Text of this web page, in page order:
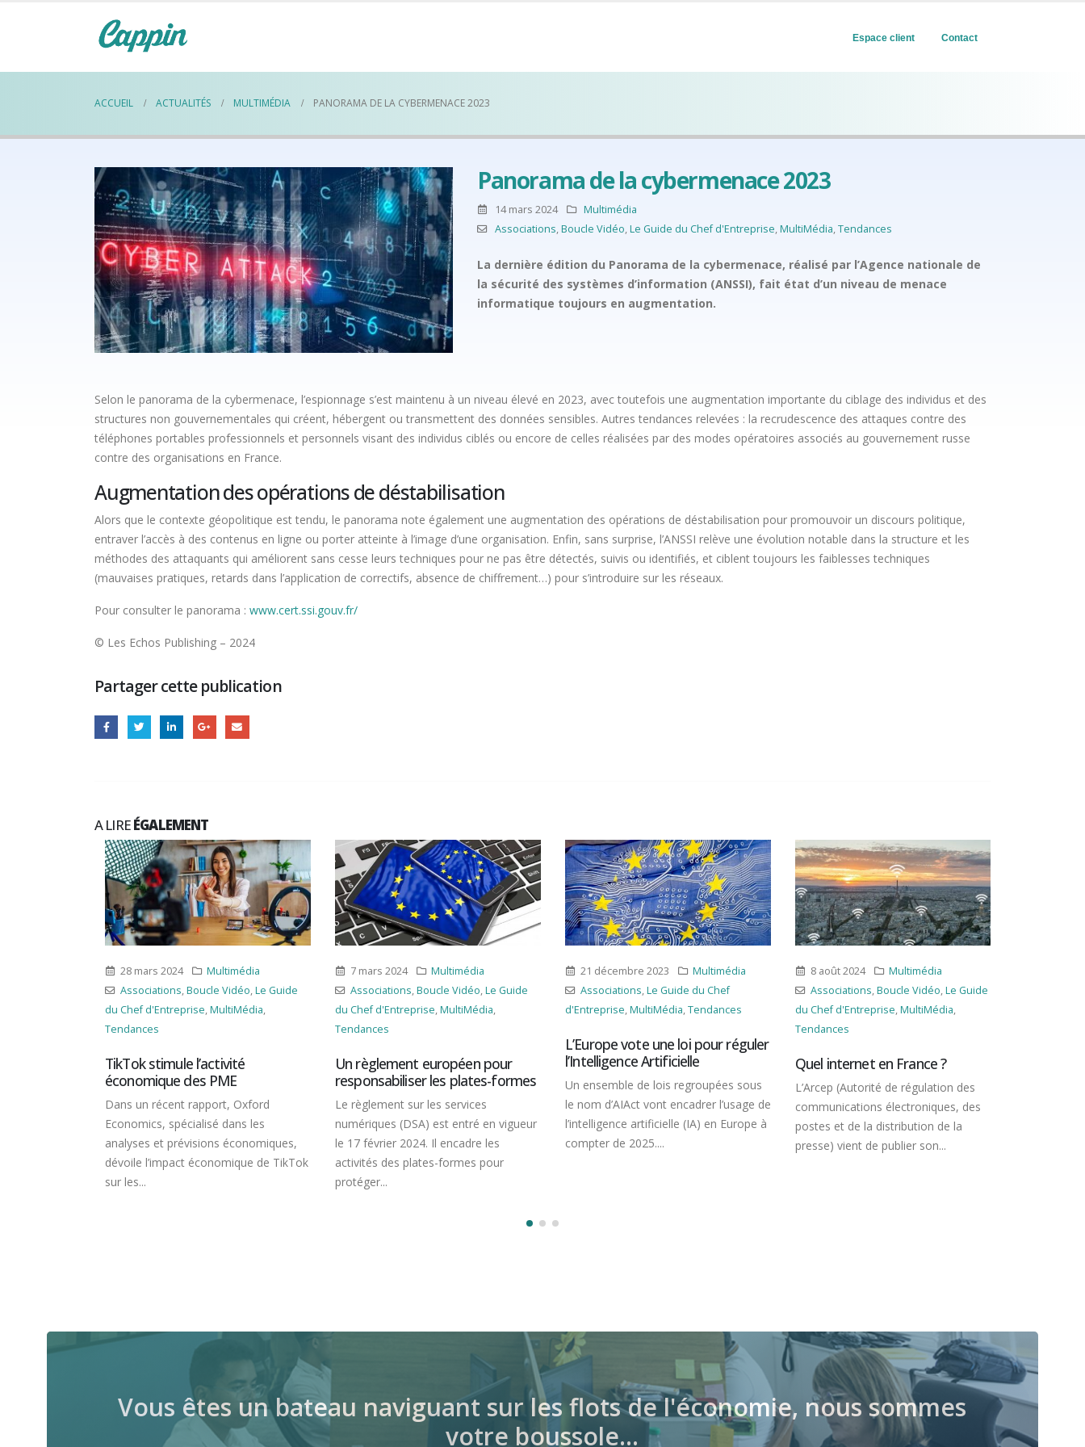
Espace client Contact
ACCUEIL ACTUALITÉS MULTIMÉDIA PANORAMA DE LA CYBERMENACE 2023
Panorama de la cybermenace 2023
14 mars 2024
Multimédia
Associations,Boucle Vidéo,Le Guide du Chef d'Entreprise,MultiMédia,Tendances
La dernière édition du Panorama de la cybermenace, réalisé par l’Agence nationale de
la sécurité des systèmes d’information (ANSSI), fait état d’un niveau de menace
informatique toujours en augmentation.
Selon le panorama de la cybermenace, l’espionnage s’est maintenu à un niveau élevé en 2023, avec toutefois une augmentation importante du ciblage des individus et des
structures non gouvernementales qui créent, hébergent ou transmettent des données sensibles. Autres tendances relevées : la recrudescence des attaques contre des
téléphones portables professionnels et personnels visant des individus ciblés ou encore de celles réalisées par des modes opératoires associés au gouvernement russe
contre des organisations en France.
Augmentation des opérations de déstabilisation
Alors que le contexte géopolitique est tendu, le panorama note également une augmentation des opérations de déstabilisation pour promouvoir un discours politique,
entraver l’accès à des contenus en ligne ou porter atteinte à l’image d’une organisation. Enfin, sans surprise, l’ANSSI relève une évolution notable dans la structure et les
méthodes des attaquants qui améliorent sans cesse leurs techniques pour ne pas être détectés, suivis ou identifiés, et ciblent toujours les faiblesses techniques
(mauvaises pratiques, retards dans l’application de correctifs, absence de chiffrement…) pour s’introduire sur les réseaux.
Pour consulter le panorama : www.cert.ssi.gouv.fr/
© Les Echos Publishing – 2024
Partager cette publication
A LIREÉGALEMENT
28 mars 2024
Multimédia
Associations,Boucle Vidéo,Le Guide
du Chef d'Entreprise,MultiMédia,
Tendances
TikTok stimule l’activité
économique des PME
Dans un récent rapport, Oxford
Economics, spécialisé dans les
analyses et prévisions économiques,
dévoile l’impact économique de TikTok
sur les...
7 mars 2024
Multimédia
Associations,Boucle Vidéo,Le Guide
du Chef d'Entreprise,MultiMédia,
Tendances
Un règlement européen pour
responsabiliser les plates-formes
Le règlement sur les services
numériques (DSA) est entré en vigueur
le 17 février 2024. Il encadre les
activités des plates-formes pour
protéger...
21 décembre 2023
Multimédia
Associations,Le Guide du Chef
d'Entreprise,MultiMédia,Tendances
L’Europe vote une loi pour réguler
l’Intelligence Artificielle
Un ensemble de lois regroupées sous
le nom d’AIAct vont encadrer l’usage de
l’intelligence artificielle (IA) en Europe à
compter de 2025....
8 août 2024
Multimédia
Associations,Boucle Vidéo,Le Guide
du Chef d'Entreprise,MultiMédia,
Tendances
Quel internet en France ?
L’Arcep (Autorité de régulation des
communications électroniques, des
postes et de la distribution de la
presse) vient de publier son...
Vous êtes un bateau naviguant sur les flots de l'économie, nous sommes
votre boussole…